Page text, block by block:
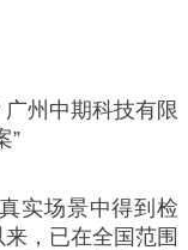
州中期科技有限
”
实场景中得到检
，已在全国范围